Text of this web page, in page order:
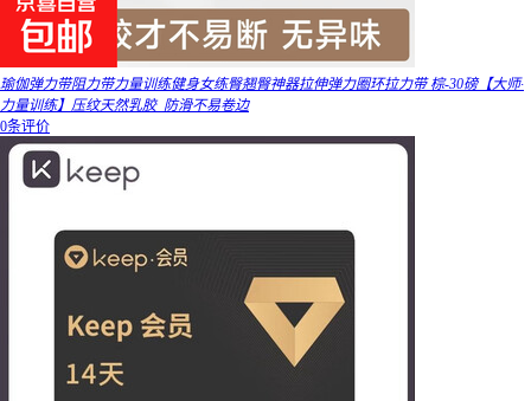
瑜伽弹力带阻力带力量训练健身女练臀翘臀神器拉伸弹力圈环拉力带 棕-30磅【大师·
力量训练】压纹天然乳胶_防滑不易卷边
0条评价